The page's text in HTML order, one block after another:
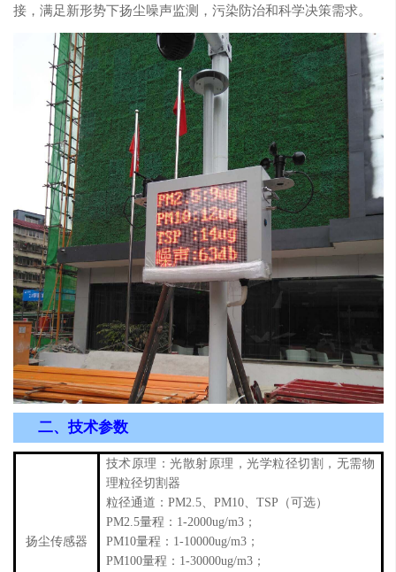
接，满足新形势下扬尘噪声监测，污染防治和科学决策需求。
二、 技术参数
扬尘传感器
技术原理：光散射原理，光学粒径切割，无需物
理粒径切割器
粒径通道：PM2.5、PM10、TSP（可选）
PM2.5量程：1-2000ug/m3；
PM10量程：1-10000ug/m3；
PM100量程：1-30000ug/m3；